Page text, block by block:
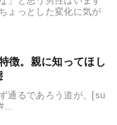
ょっとした変化に気が
徴。親に知ってほし
通るであろう道が、[su